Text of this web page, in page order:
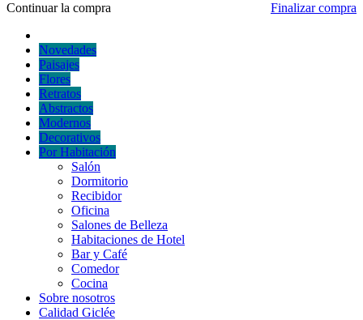
Continuar la compra
Finalizar compra
Novedades
Paisajes
Flores
Retratos
Abstractos
Modernos
Decorativos
Por Habitación
Salón
Dormitorio
Recibidor
Oficina
Salones de Belleza
Habitaciones de Hotel
Bar y Café
Comedor
Cocina
Sobre nosotros
Calidad Giclée